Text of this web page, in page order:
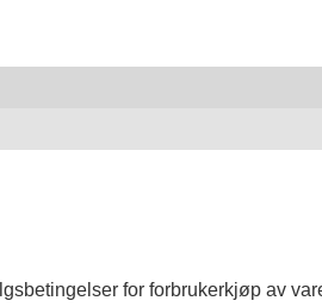
for forbrukerkjøp av